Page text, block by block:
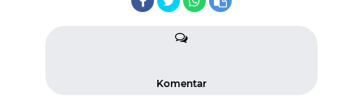
Komentar